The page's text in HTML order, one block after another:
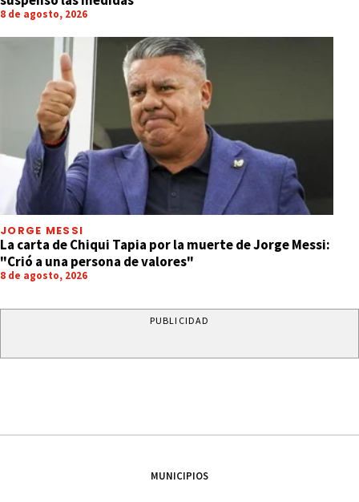
8 de agosto, 2026
JORGE MESSI
La carta de Chiqui Tapia por la muerte de Jorge Messi:
"Crió a una persona de valores"
8 de agosto, 2026
PUBLICIDAD
MUNICIPIOS